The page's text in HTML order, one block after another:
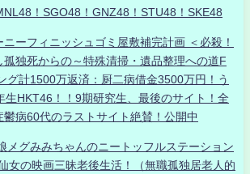
！SGO48！GNZ48！STU48！SKE48
ニーフィニッシュゴミ屋敷補完計画 ＜必殺！
独死からの～特殊清掃・遺品整理への道F
グ計1500万返済：厨二病借金3500万円！う
生HKT46！！9期研究生、最後のサイト！全
病60代のラストサイト絶賛！公開中
メグみみちゃんのニートッフルステーション
女の映画三昧老後生活！（無職孤独居老人的